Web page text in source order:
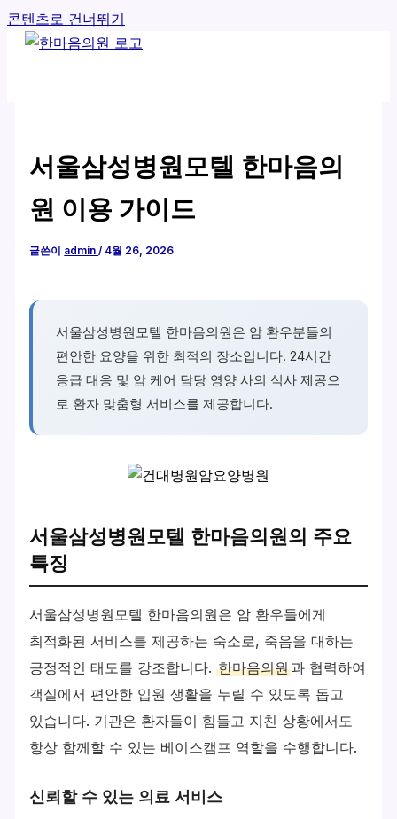
콘텐츠로 건너뛰기
서울삼성병원모텔 한마음의
원 이용 가이드
글쓴이 admin/ 4월 26, 2026
서울삼성병원모텔 한마음의원은 암 환우분들의
편안한 요양을 위한 최적의 장소입니다. 24시간
응급 대응 및 암 케어 담당 영양 사의 식사 제공으
로 환자 맞춤형 서비스를 제공합니다.
서울삼성병원모텔 한마음의원의 주요
특징
서울삼성병원모텔 한마음의원은 암 환우들에게
최적화된 서비스를 제공하는 숙소로, 죽음을 대하는
긍정적인 태도를 강조합니다.한마음의원과 협력하여
객실에서 편안한 입원 생활을 누릴 수 있도록 돕고
있습니다. 기관은 환자들이 힘들고 지친 상황에서도
항상 함께할 수 있는 베이스캠프 역할을 수행합니다.
신뢰할 수 있는 의료 서비스